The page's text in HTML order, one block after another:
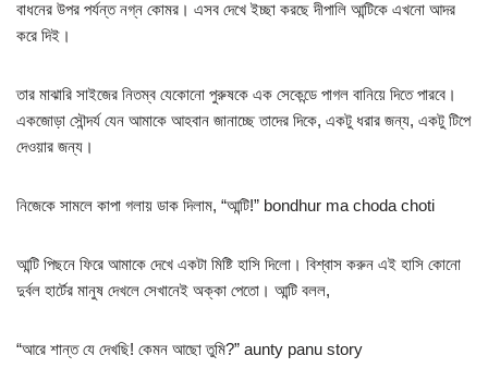
বাধনের উপর পর্যন্ত নগ্ন কোমর। এসব দেখে ইচ্ছা করছে দীপালি আন্টিকে এখনো আদর
করে দিই।
তার মাঝারি সাইজের নিতম্ব যেকোনো পুরুষকে এক সেকেন্ডে পাগল বানিয়ে দিতে পারবে।
একজোড়া সৌন্দর্য যেন আমাকে আহবান জানাচ্ছে তাদের দিকে, একটু ধরার জন্য, একটু টিপে
দেওয়ার জন্য।
নিজেকে সামলে কাপা গলায় ডাক দিলাম, “আন্টি!” bondhur ma choda choti
আন্টি পিছনে ফিরে আমাকে দেখে একটা মিষ্টি হাসি দিলো। বিশ্বাস করুন এই হাসি কোনো
দুর্বল হার্টের মানুষ দেখলে সেখানেই অক্কা পেতো। আন্টি বলল,
“আরে শান্ত যে দেখছি! কেমন আছো তুমি?” aunty panu story